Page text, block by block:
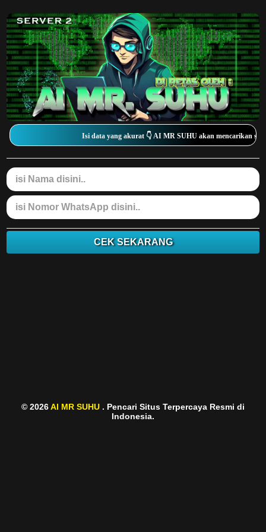
Isi data yang akurat 👇 AI MR SUHU akan mencarikan
CEK SEKARANG
© 2026AI MR SUHU . Pencari Situs Terpercaya Resmi di
Indonesia.